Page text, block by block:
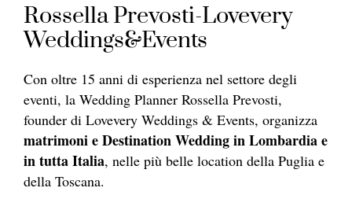
Rossella Prevosti-Lovevery
Weddings&Events
Con oltre 15 anni di esperienza nel settore degli
eventi, la Wedding Planner Rossella Prevosti,
founder di Lovevery Weddings & Events, organizza
matrimoni e Destination Wedding in Lombardia e
in tutta Italia, nelle più belle location della Puglia e
della Toscana.